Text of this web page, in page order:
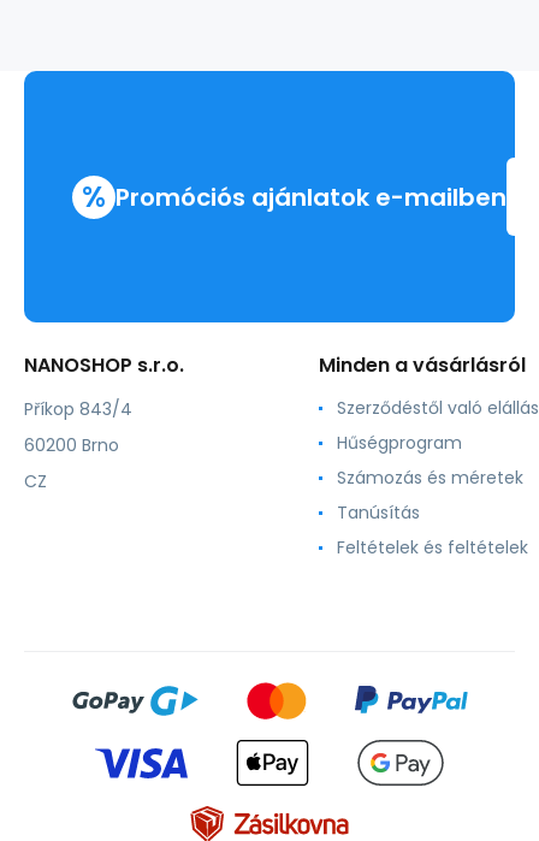
% Promóciós ajánlatok e-mailben
NANOSHOP s.r.o.
Příkop 843/4
60200 Brno
CZ
Minden a vásárlásról
Szerződéstől való elállás
Hűségprogram
Számozás és méretek
Tanúsítás
Feltételek és feltételek